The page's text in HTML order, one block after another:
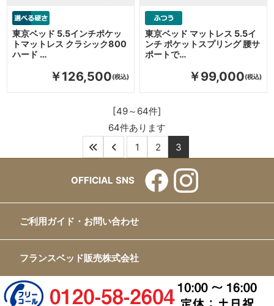
東京ベッド 5.5インチポケッ
トマットレス クラシック800
ハード …
￥126,500
東京ベッド マットレス 5.5イ
ンチ ポケットスプリング 腰サ
ポートで…
￥99,000
[49～64件]
64件あります
1
2 3
OFFICIAL SNS
ご利用ガイド・お問い合わせ
フランスベッド販売株式会社